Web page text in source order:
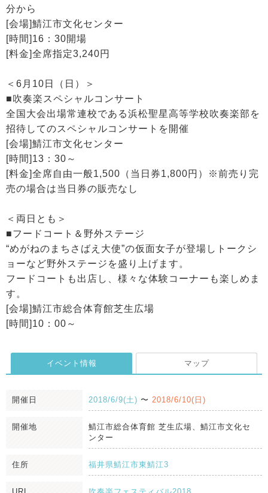
分から
[会場]鯖江市文化センター
[時間]16：30開場
[料金]全席指定3,240円
＜6月10日（日）＞
■吹奏楽スペシャルコンサート
全国大会出場常連校である浜松聖星高等学校吹奏楽部を
招待してのスペシャルコンサートを開催
[会場]鯖江市文化センター
[時間]13：30～
[料金]全席自由一般1,500（当日券1,800円）※前売り完
売の場合は当日券の販売なし
＜両日とも＞
■フードコート＆野外ステージ
“めがねのまちさばえ大使”の仮面女子が登場しトークシ
ョーなど野外ステージを盛り上げます。
フードコートも出店し、様々な体験コーナーも楽しめま
す。
[会場]鯖江市総合体育館芝生広場
[時間]10：00～
イベント情報 マップ
開催日 2018/6/9(土) 〜 2018/6/10(日)
開催地
鯖江市総合体育館 芝生広場、鯖江市文化セ
ンター
住所 福井県鯖江市東鯖江3